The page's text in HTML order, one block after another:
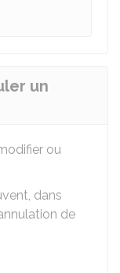
un
ou
dans
de